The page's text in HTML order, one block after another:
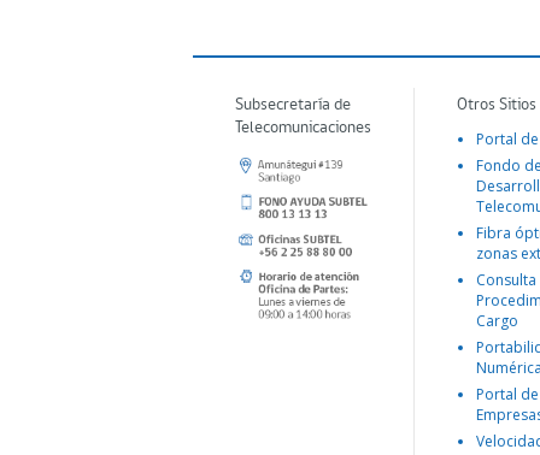
Subsecretaría de
Telecomunicaciones
Otros
Portal
Fondo
Fibra
zonas
Consulta
Cargo
Portal